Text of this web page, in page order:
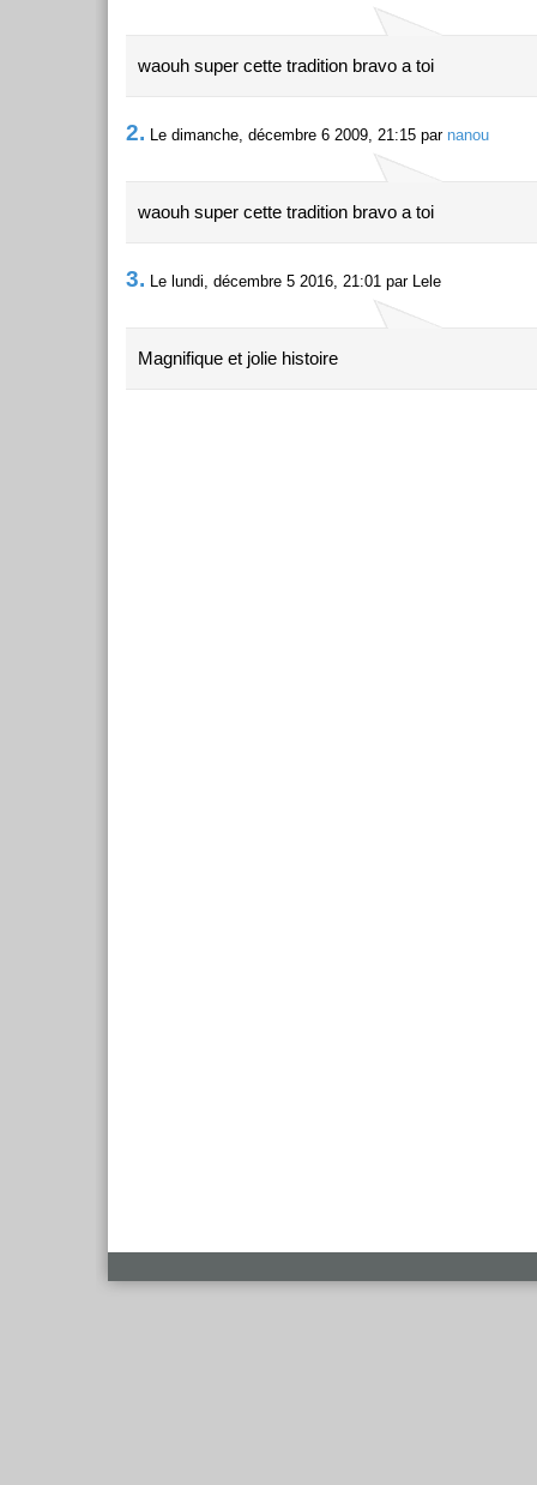
waouh super cette tradition bravo a toi
2. Le dimanche, décembre 6 2009, 21:15 par nanou
waouh super cette tradition bravo a toi
3. Le lundi, décembre 5 2016, 21:01 par Lele
Magnifique et jolie histoire